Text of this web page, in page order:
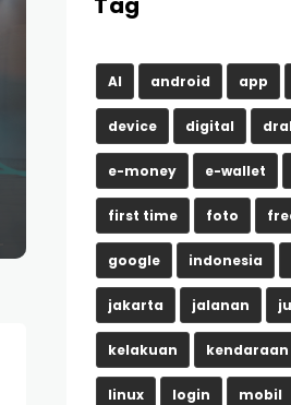
AI android app
device digital
e-money e-wallet
first time foto
google indonesia
jakarta jalanan
kelakuan kendaraan
linux login mobil